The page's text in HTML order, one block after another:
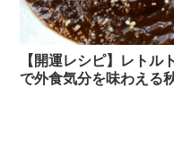
【開運レシピ】レトル
で外食気分を味わえる